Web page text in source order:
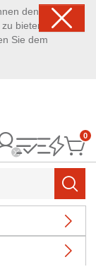
den
bieten.
Sie dem
0